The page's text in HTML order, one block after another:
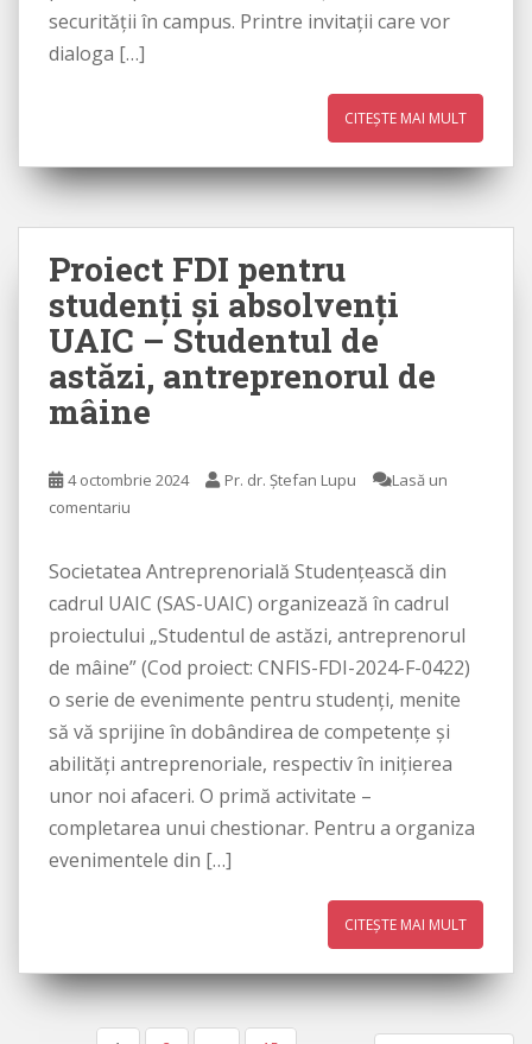
securității în campus. Printre invitații care vor
dialoga […]
CITEȘTE MAI MULT
Proiect FDI pentru
studenți și absolvenți
UAIC – Studentul de
astăzi, antreprenorul de
mâine
4 octombrie 2024 Pr. dr. Ștefan Lupu
Lasă un
comentariu
Societatea Antreprenorială Studențească din
cadrul UAIC (SAS-UAIC) organizează în cadrul
proiectului „Studentul de astăzi, antreprenorul
de mâine” (Cod proiect: CNFIS-FDI-2024-F-0422)
o serie de evenimente pentru studenți, menite
să vă sprijine în dobândirea de competențe și
abilități antreprenoriale, respectiv în inițierea
unor noi afaceri. O primă activitate –
completarea unui chestionar. Pentru a organiza
evenimentele din […]
CITEȘTE MAI MULT